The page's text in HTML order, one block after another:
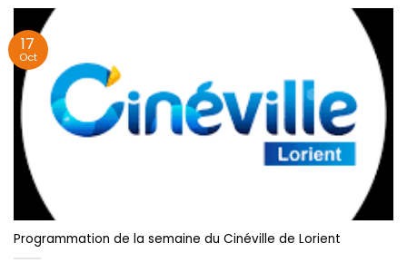
Programmation de la semaine du Cinéville de Lorient
17
Oct